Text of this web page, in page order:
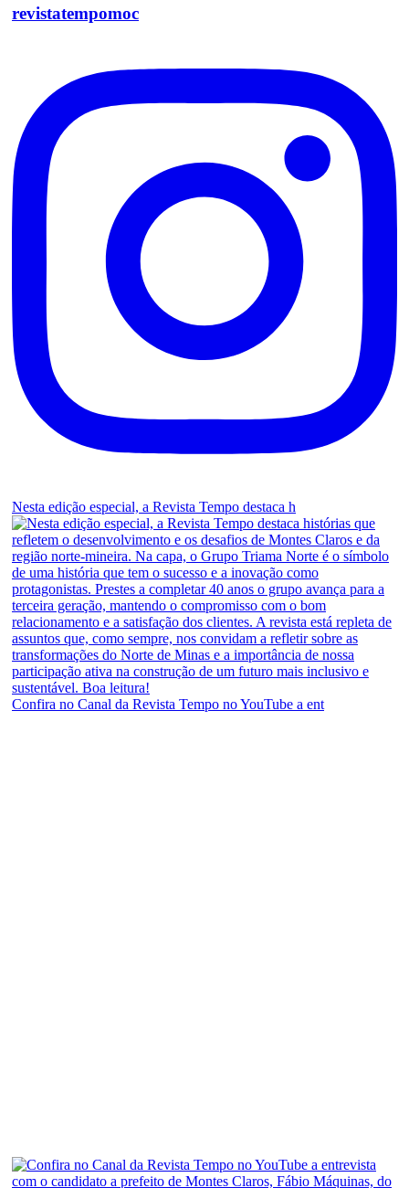
revistatempomoc
Nesta edição especial, a Revista Tempo destaca h
Confira no Canal da Revista Tempo no YouTube a ent